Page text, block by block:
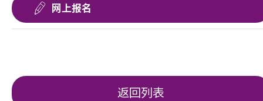
网上报名
返回列表